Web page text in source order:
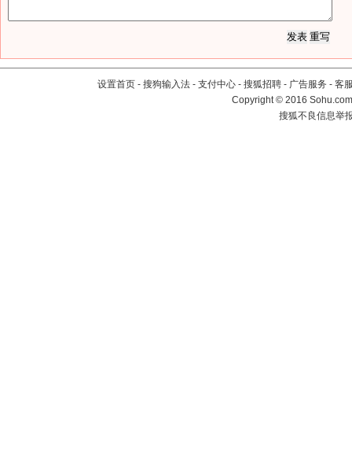
设置首页 - 搜狗输入法 - 支付中心 - 搜狐招聘 - 广告服务 - 客
Copyright©2016
搜狐不良信息举